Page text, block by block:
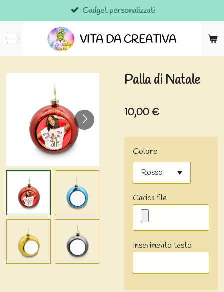
al
contenuto
VITA DA CREATIVA
Gadget personalizzati
Palla di Natale
10,00 €
Colore
Carica file
Inserimento testo